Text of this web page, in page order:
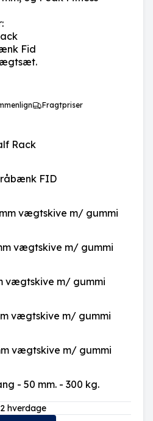
Fid
Fragtpriser
Rack
FID
vægtskive m/ gummi
vægtskive m/ gummi
vægtskive m/ gummi
vægtskive m/ gummi
vægtskive m/ gummi
- 50 mm. - 300 kg.
hverdage